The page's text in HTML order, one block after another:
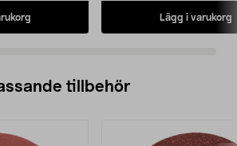
Lägg i varukorg
tillbehör